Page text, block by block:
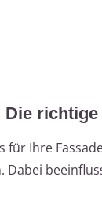
für Ihre